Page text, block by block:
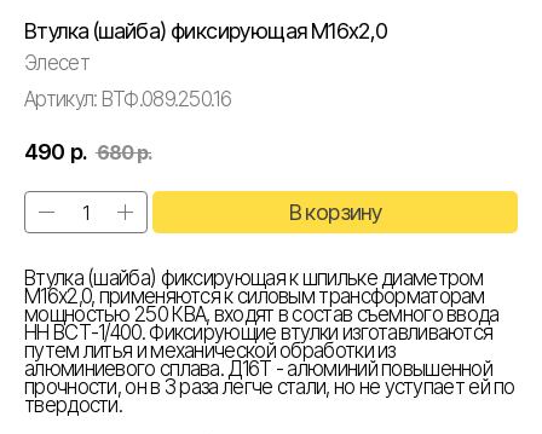
Втулка (шайба) фиксирующая М16х2,0
Элесет
Артикул: ВТФ.089.250.16
490 р. 680р.
В корзину
Втулка (шайба) фиксирующая к шпильке диаметром
М16х2,0, применяются к силовым трансформаторам
мощностью 250 КВА, входят в состав съемного ввода
НН ВСТ-1/400. Фиксирующие втулки изготавливаются
путем литья и механической обработки из
алюминиевого сплава. Д16Т - алюминий повышенной
прочности, он в 3 раза легче стали, но не уступает ей по
твердости.